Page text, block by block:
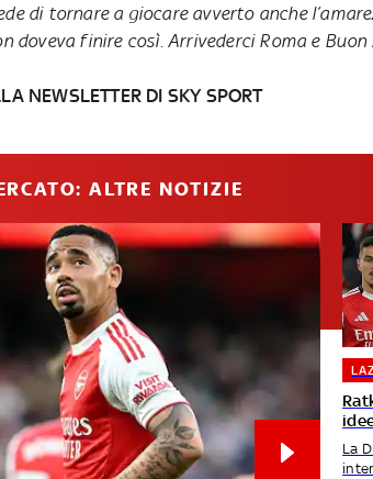
di tornare a giocare avverto anche
doveva finire così. Arrivederci Roma e Buon
NEWSLETTER DI SKY SPORT
ALTRE NOTIZIE
La